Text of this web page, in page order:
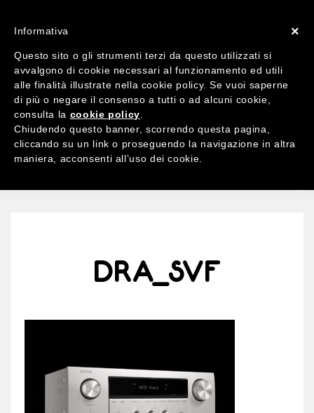
MENU
Ricerca
per:
DRA_SVF
×
Informativa
Questo sito o gli strumenti terzi da questo utilizzati si
avvalgono di cookie necessari al funzionamento ed utili
alle finalità illustrate nella cookie policy. Se vuoi saperne
di più o negare il consenso a tutti o ad alcuni cookie,
consulta la cookie policy
Chiudendo questo banner, scorrendo questa pagina,
cliccando su un link o proseguendo la navigazione in altra
maniera, acconsenti all’uso dei cookie.